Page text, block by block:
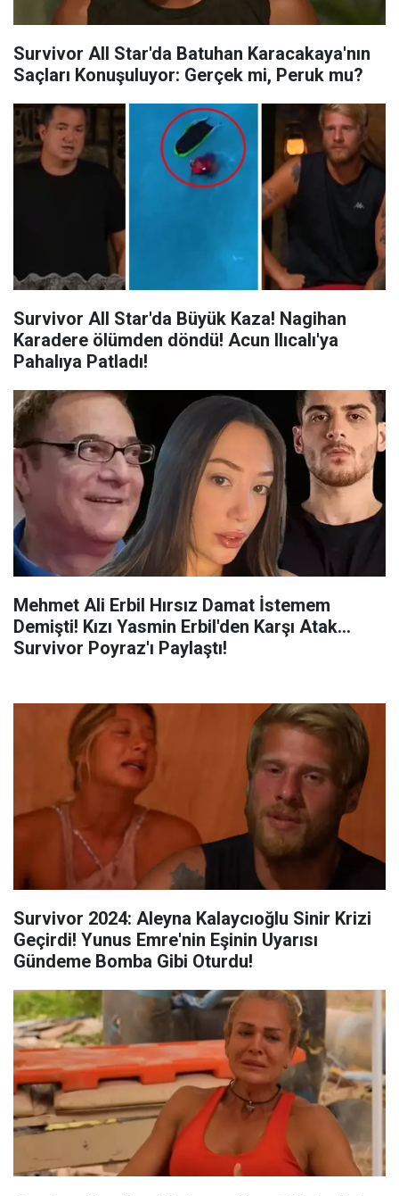
Survivor All Star'da Batuhan Karacakaya'nın
Saçları Konuşuluyor: Gerçek mi, Peruk mu?
Survivor All Star'da Büyük Kaza! Nagihan
Karadere ölümden döndü! Acun Ilıcalı'ya
Pahalıya Patladı!
Mehmet Ali Erbil Hırsız Damat İstemem
Demişti! Kızı Yasmin Erbil'den Karşı Atak...
Survivor Poyraz'ı Paylaştı!
Survivor 2024: Aleyna Kalaycıoğlu Sinir Krizi
Geçirdi! Yunus Emre'nin Eşinin Uyarısı
Gündeme Bomba Gibi Oturdu!